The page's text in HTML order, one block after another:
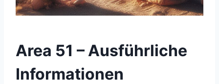
Area 51 – Ausführliche
Informationen